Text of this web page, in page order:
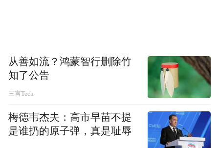
从善如流？鸿蒙智行删除竹
知了公告
三言Tech
梅德韦杰夫：高市早苗不提
是谁扔的原子弹，真是耻辱